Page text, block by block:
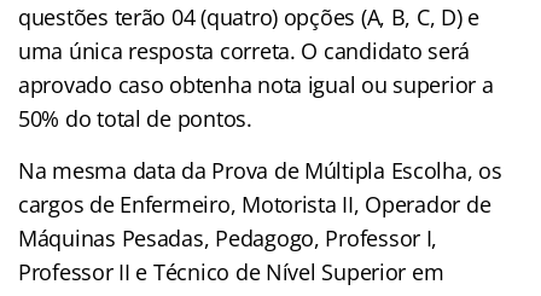
questões terão 04 (quatro) opções (A, B, C, D) e
uma única resposta correta. O candidato será
aprovado caso obtenha nota igual ou superior a
50% do total de pontos.
Na mesma data da Prova de Múltipla Escolha, os
cargos de Enfermeiro, Motorista II, Operador de
Máquinas Pesadas, Pedagogo, Professor I,
Professor II e Técnico de Nível Superior em